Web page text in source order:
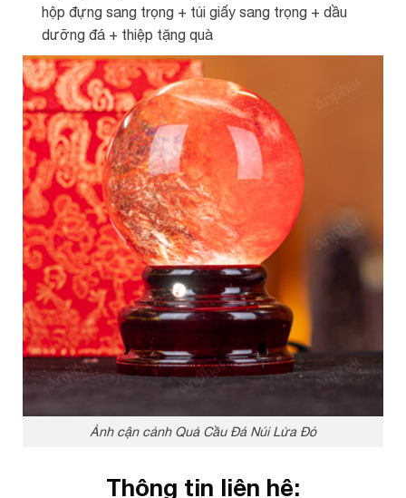
hộp đựng sang trọng + túi giấy sang trọng + dầu
dưỡng đá + thiệp tặng quà
Ảnh cận cảnh Quả Cầu Đá Núi Lửa Đỏ
Thông tin liên hệ: